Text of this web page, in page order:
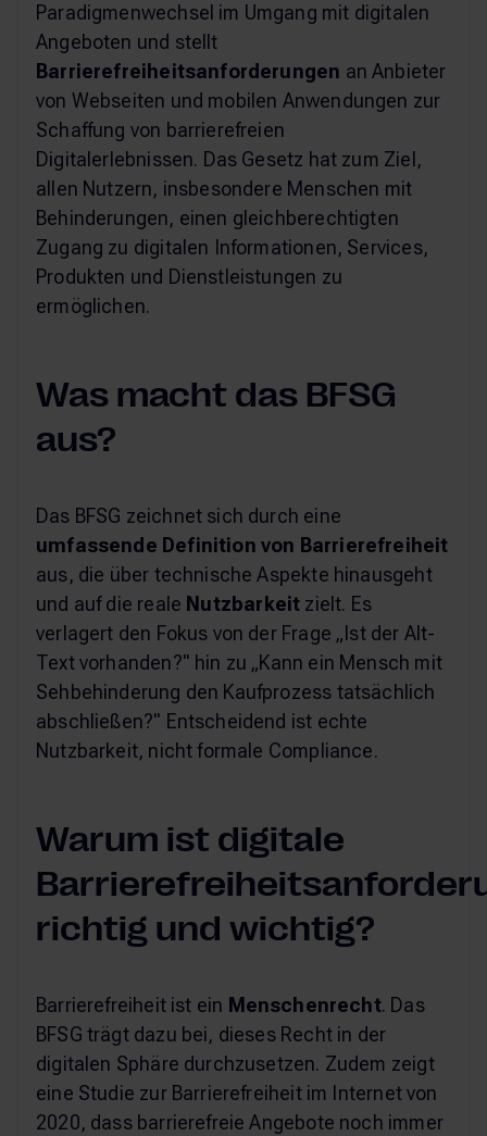
Paradigmenwechsel im Umgang mit digitalen
Angeboten und stellt
Barrierefreiheitsanforderungen an Anbieter
von Webseiten und mobilen Anwendungen zur
Schaffung von barrierefreien
Digitalerlebnissen. Das Gesetz hat zum Ziel,
allen Nutzern, insbesondere Menschen mit
Behinderungen, einen gleichberechtigten
Zugang zu digitalen Informationen, Services,
Produkten und Dienstleistungen zu
ermöglichen.
Was macht das BFSG
aus?
Das BFSG zeichnet sich durch eine
umfassende Definition von Barrierefreiheit
aus, die über technische Aspekte hinausgeht
und auf die reale Nutzbarkeit zielt. Es
verlagert den Fokus von der Frage „Ist der Alt-
Text vorhanden?" hin zu „Kann ein Mensch mit
Sehbehinderung den Kaufprozess tatsächlich
abschließen?" Entscheidend ist echte
Nutzbarkeit, nicht formale Compliance.
Warum ist digitale
richtig und wichtig?
Barrierefreiheit ist ein Menschenrecht. Das
BFSG trägt dazu bei, dieses Recht in der
digitalen Sphäre durchzusetzen. Zudem zeigt
eine Studie zur Barrierefreiheit im Internet von
2020, dass barrierefreie Angebote noch immer